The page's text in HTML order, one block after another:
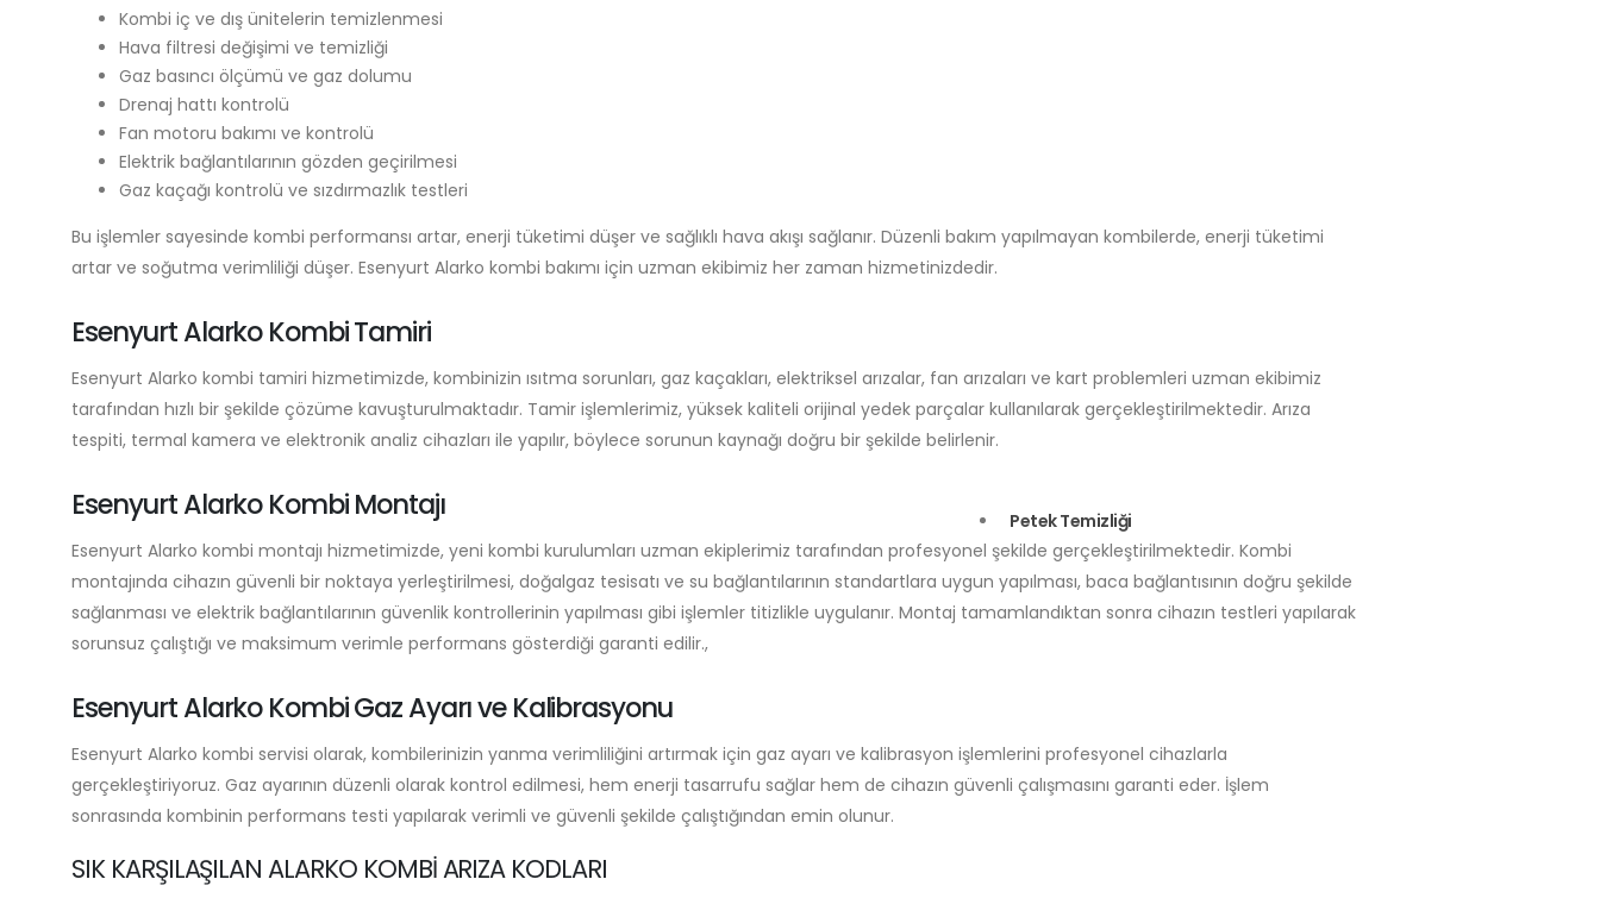
Petek Temizliği
Kombi iç ve dış ünitelerin temizlenmesi
Hava filtresi değişimi ve temizliği
Gaz basıncı ölçümü ve gaz dolumu
Drenaj hattı kontrolü
Fan motoru bakımı ve kontrolü
Elektrik bağlantılarının gözden geçirilmesi
Gaz kaçağı kontrolü ve sızdırmazlık testleri
Bu işlemler sayesinde kombi performansı artar, enerji tüketimi düşer ve sağlıklı hava akışı sağlanır. Düzenli bakım yapılmayan kombilerde, enerji tüketimi
artar ve soğutma verimliliği düşer. Esenyurt Alarko kombi bakımı için uzman ekibimiz her zaman hizmetinizdedir.
Esenyurt Alarko Kombi Tamiri
Esenyurt Alarko kombi tamiri hizmetimizde, kombinizin ısıtma sorunları, gaz kaçakları, elektriksel arızalar, fan arızaları ve kart problemleri uzman ekibimiz
tarafından hızlı bir şekilde çözüme kavuşturulmaktadır. Tamir işlemlerimiz, yüksek kaliteli orijinal yedek parçalar kullanılarak gerçekleştirilmektedir. Arıza
tespiti, termal kamera ve elektronik analiz cihazları ile yapılır, böylece sorunun kaynağı doğru bir şekilde belirlenir.
Esenyurt Alarko Kombi Montajı
Esenyurt Alarko kombi montajı hizmetimizde, yeni kombi kurulumları uzman ekiplerimiz tarafından profesyonel şekilde gerçekleştirilmektedir. Kombi
montajında cihazın güvenli bir noktaya yerleştirilmesi, doğalgaz tesisatı ve su bağlantılarının standartlara uygun yapılması, baca bağlantısının doğru şekilde
sağlanması ve elektrik bağlantılarının güvenlik kontrollerinin yapılması gibi işlemler titizlikle uygulanır. Montaj tamamlandıktan sonra cihazın testleri yapılarak
sorunsuz çalıştığı ve maksimum verimle performans gösterdiği garanti edilir.,
Esenyurt Alarko Kombi Gaz Ayarı ve Kalibrasyonu
Esenyurt Alarko kombi servisi olarak, kombilerinizin yanma verimliliğini artırmak için gaz ayarı ve kalibrasyon işlemlerini profesyonel cihazlarla
gerçekleştiriyoruz. Gaz ayarının düzenli olarak kontrol edilmesi, hem enerji tasarrufu sağlar hem de cihazın güvenli çalışmasını garanti eder. İşlem
sonrasında kombinin performans testi yapılarak verimli ve güvenli şekilde çalıştığından emin olunur.
SIK KARŞILAŞILAN ALARKO KOMBI ARIZA KODLARI